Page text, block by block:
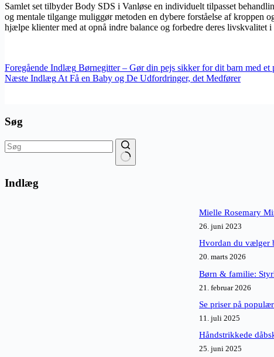
Samlet set tilbyder Body SDS i Vanløse en individuelt tilpasset
og mentale tilgange muliggør metoden en dybere forståelse af kroppen
hjælpe klienter med at opnå indre balance og forbedre deres livskvalitet
Foregående Indlæg Børnegitter – Gør din pejs sikker for dit barn med et
Næste Indlæg At Få en Baby og De Udfordringer, det Medfører
Søg
resultater
Indlæg
Mielle Rosemary
26. juni 2023
Hvordan du vælger
20. marts 2026
Børn & familie:
21. februar 2026
Se priser på
11. juli 2025
Håndstrikkede
25. juni 2025